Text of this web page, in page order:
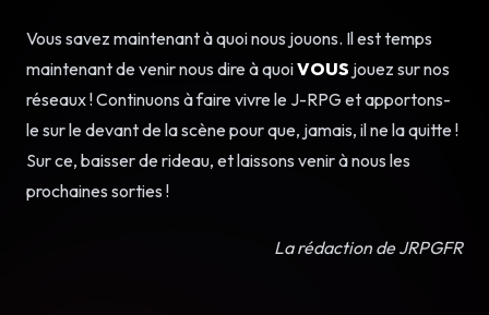
Vous savez maintenant à quoi nous jouons. Il est temps
maintenant de venir nous dire à quoiVOUS jouez sur nos
réseaux ! Continuons à faire vivre le J-RPG et apportons-
le sur le devant de la scène pour que, jamais, il ne la quitte !
Sur ce, baisser de rideau, et laissons venir à nous les
prochaines sorties !
La rédaction de JRPGFR